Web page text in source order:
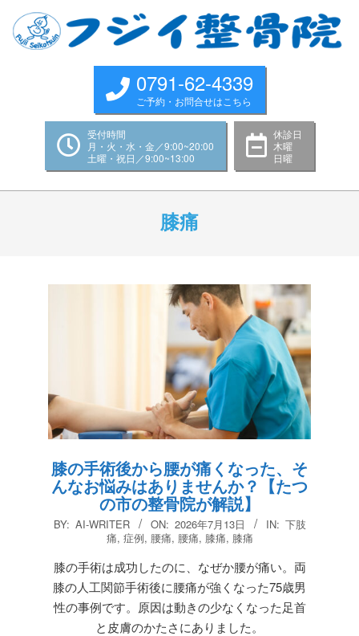
content
0791-62-4339
ご予約・お問合せはこちら
受付時間
月・火・水・金／9:00~20:00
土曜・祝日／9:00~13:00
休診日
木曜
日曜
膝痛
膝の手術後から腰が痛くなった、そ
んなお悩みはありませんか？【たつ
の市の整骨院が解説】
2026-
BY: AI-WRITER ON: 2026年7月13日 IN: 下肢
痛, 症例, 腰痛, 腰痛, 膝痛, 膝痛
膝の手術は成功したのに、なぜか腰が痛い。両
膝の人工関節手術後に腰痛が強くなった75歳男
性の事例です。原因は動きの少なくなった足首
と皮膚のかたさにありました。